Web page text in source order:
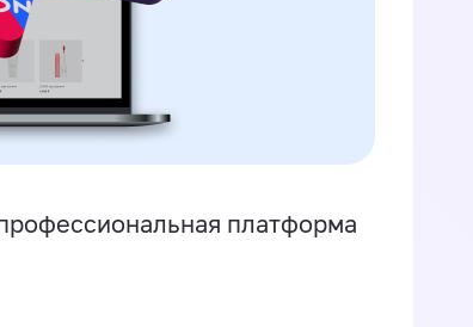
платформа